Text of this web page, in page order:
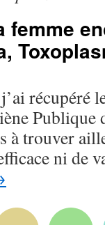
récupéré
à trouver
ni de